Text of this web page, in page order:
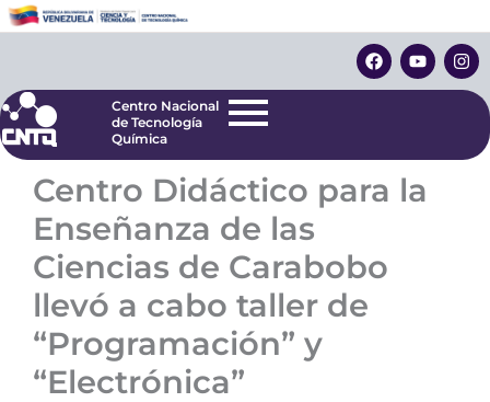
al
F
a
c
o
Y
o
u
e
I
n
s
r
Centro Nacional
de Tecnología
Centro Nacional
de Tecnología
Química
Centro Didáctico para la
Enseñanza de las
Ciencias de Carabobo
llevó a cabo taller de
“Programación” y
“Electrónica”